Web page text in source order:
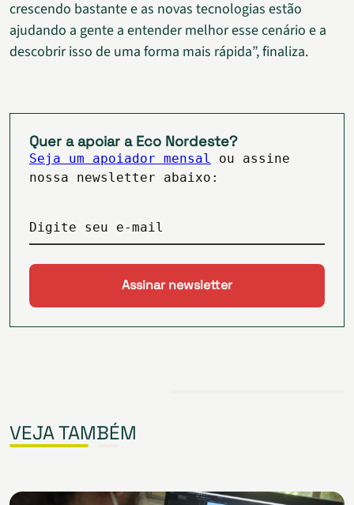
crescendo bastante e as novas tecnologias estão
ajudando a gente a entender melhor esse cenário e a
descobrir isso de uma forma mais rápida”, finaliza.
Quer a apoiar a Eco Nordeste?
Seja um apoiador mensal
ou assine
nossa newsletter abaixo:
Digite seu e-mail
VEJA TAMBÉM